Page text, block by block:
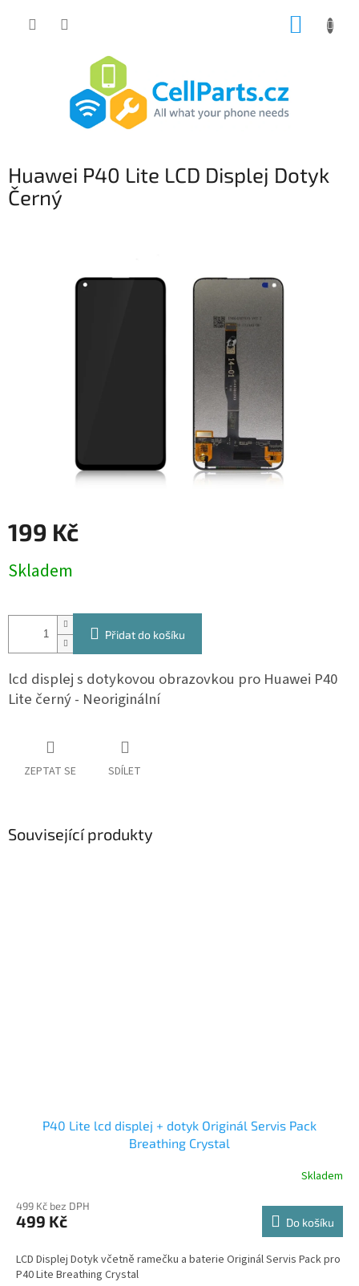
Huawei P40 Lite LCD Displej Dotyk
Černý
199 Kč
cena:
Skladem
Přidat do košíku
lcd displej s dotykovou obrazovkou pro Huawei P40
Lite černý - Neoriginální
ZEPTAT SE SDÍLET
Související produkty
P40 Lite lcd displej + dotyk Originál Servis Pack
Breathing Crystal
Skladem
499 Kč bez DPH
499 Kč Do košíku
LCD Displej Dotyk včetně ramečku a baterie Originál Servis Pack pro
P40 Lite Breathing Crystal